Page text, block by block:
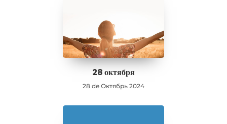
28 октября
28 de Октябрь 2024